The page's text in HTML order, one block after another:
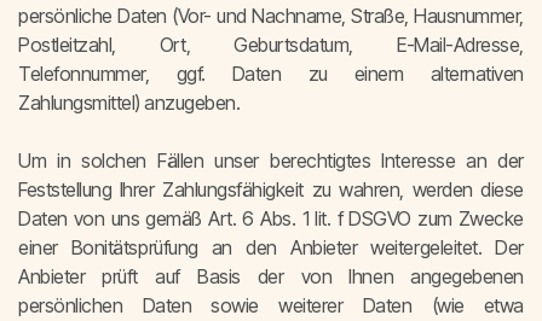
persönliche Daten (Vor- und Nachname, Straße, Hausnummer,
Postleitzahl, Ort, Geburtsdatum, E-Mail-Adresse,
Telefonnummer, ggf. Daten zu einem alternativen
Zahlungsmittel) anzugeben.
Um in solchen Fällen unser berechtigtes Interesse an der
Feststellung Ihrer Zahlungsfähigkeit zu wahren, werden diese
Daten von uns gemäß Art. 6 Abs. 1 lit. f DSGVO zum Zwecke
einer Bonitätsprüfung an den Anbieter weitergeleitet. Der
Anbieter prüft auf Basis der von Ihnen angegebenen
persönlichen Daten sowie weiterer Daten (wie etwa